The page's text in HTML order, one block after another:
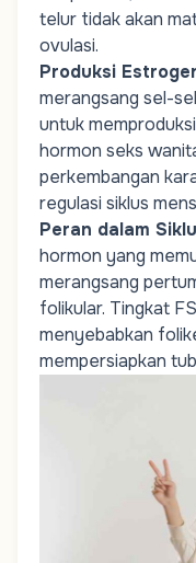
telur tidak akan
ovulasi.
Produksi
merangsang sel-
untuk
hormon seks
perkembangan
regulasi siklus
Peran dalam
hormon yang
merangsang
folikular. Tingkat
menyebabkan
mempersiapkan